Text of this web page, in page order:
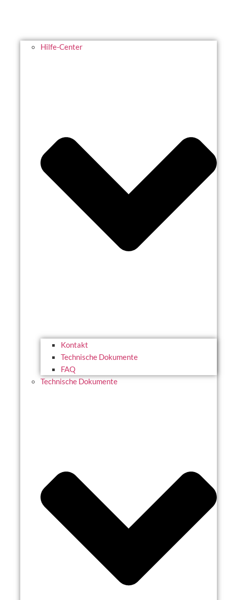
Hilfe-Center
Kontakt
Technische Dokumente
FAQ
Technische Dokumente